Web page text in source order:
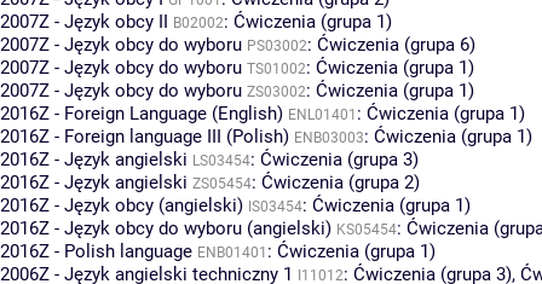
2007Z - Język obcy II B02002: Ćwiczenia (grupa 1)
2007Z - Język obcy do wyboru PS03002: Ćwiczenia (grupa 6)
2007Z - Język obcy do wyboru TS01002: Ćwiczenia (grupa 1)
2007Z - Język obcy do wyboru ZS03002: Ćwiczenia (grupa 1)
2016Z - Foreign Language (English) ENL01401 : Ćwiczenia (grupa 1)
2016Z - Foreign language III (Polish) ENB03003: Ćwiczenia (grupa 1)
2016Z - Język angielski LS03454: Ćwiczenia (grupa 3)
2016Z - Język angielski ZS05454: Ćwiczenia (grupa 2)
2016Z - Język obcy (angielski) IS03454: Ćwiczenia (grupa 1)
2016Z - Język obcy do wyboru (angielski) KS05454: Ćwiczenia
2016Z - Polish language ENB01401 : Ćwiczenia (grupa 1)
2006Z - Język angielski techniczny 1 I11012: Ćwiczenia (grupa 3),